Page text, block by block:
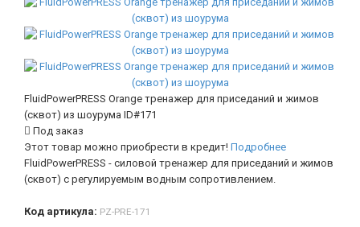
FluidPowerPRESS Orange тренажер для приседаний и жимов
(сквот) из шоурума ID#171
Под заказ
Этот товар можно приобрести в кредит! Подробнее
FluidPowerPRESS - силовой тренажер для приседаний и жимов
(сквот) с регулируемым водным сопротивлением.
Код артикула: PZ-PRE-171